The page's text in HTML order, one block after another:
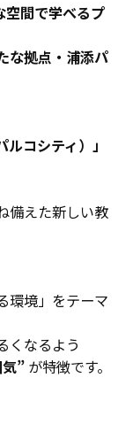
空間で学べるプ
な拠点・浦添パ
ルコシティ）」
備えた新しい教
環境」をテーマ
くなるよう
” が特徴です。